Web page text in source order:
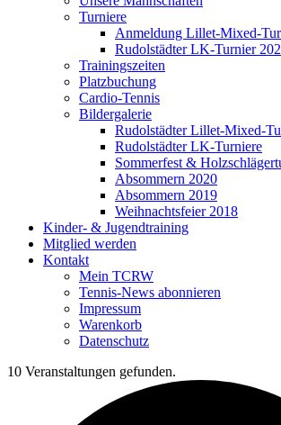
Turniere
Anmeldung Lillet-Mixed-
Rudolstädter LK-Turnier
Trainingszeiten
Platzbuchung
Cardio-Tennis
Bildergalerie
Rudolstädter Lillet-Mixed-
Rudolstädter LK-Turniere
Sommerfest &
Absommern 2020
Absommern 2019
Weihnachtsfeier 2018
Kinder- & Jugendtraining
Mitglied werden
Kontakt
Mein TCRW
Tennis-News abonnieren
Impressum
Warenkorb
Datenschutz
10 Veranstaltungen gefunden.